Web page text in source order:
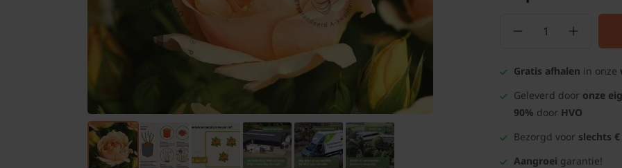
Leibomen
Tuinbenodigdheden
Kamerplanten
Gratis afhalen in onze
Geleverd door onze
90% door HVO
Bezorgd voor slechts €
Aangroei garantie!